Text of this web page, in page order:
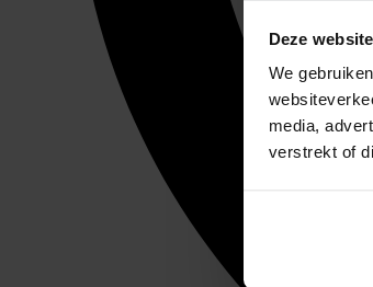
Deze
We
media,
verstrekt of